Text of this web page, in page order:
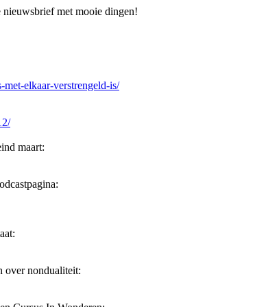
met mooie dingen!
elkaar-verstrengeld-is/
maart:
over nondualiteit: